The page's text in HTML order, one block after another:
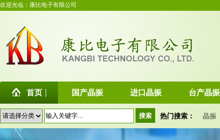
欢迎光临：康比电子有限公司
首页 国产晶振 进口晶振 台产晶振
热门搜索： 晶振